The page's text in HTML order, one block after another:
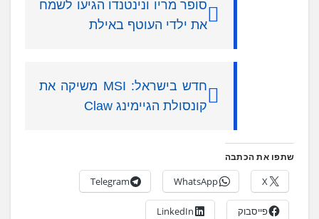
סופר מריו ונינטנדו הגיעו לשמח
את ילדי העוטף באילת
חדש בישראל: MSI משיקה את
קונסולת הגיימינג Claw
שתפו את הכתבה
X
WhatsApp
Telegram
פייסבוק LinkedIn